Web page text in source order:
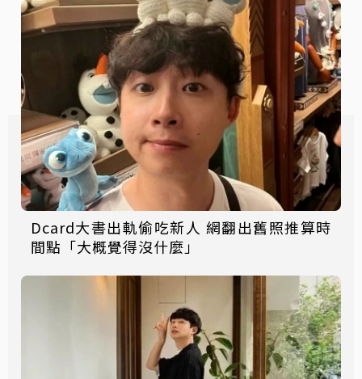
Dcard大書出軌偷吃新人 網翻出舊照推算時
間點「大概覺得沒什麼」